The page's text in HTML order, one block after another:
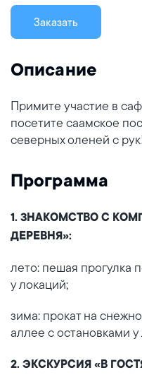
Заказать
Описание
Примите участие в
посетите саамское
северных оленей с
Программа
1. ЗНАКОМСТВО С
ДЕРЕВНЯ»:
лето: пешая прогулка
у локаций;
зима: прокат на
аллее с остановками у
2. ЭКСКУРСИЯ «В